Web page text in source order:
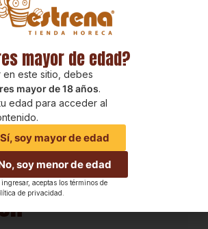
distintos productos.
mayor de edad?
en este sitio, debes
mayor de 18 años.
edad para acceder al
Sí, soy mayor de edad
soy menor de edad
aceptas los términos de
de privacidad.